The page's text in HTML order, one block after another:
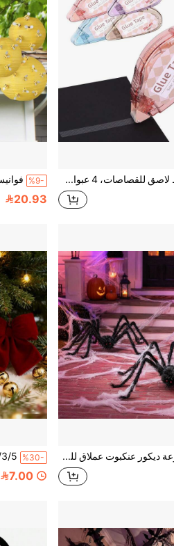
شريط لاصق للقصاصات، 4 عبوات من بكرات الشريط اللاصق ثنائي الجانب، مناسب للحرف اليدوية، عداء الغراء اللاصق لوازم القصاصات، التدوين، لوازم المدرسة والمكتب والمعلم، 0.3 بوصة * 26 قدم، غلاف شفاف بلون فاتح %9-
20.93
مجموعة ديكور عنكبوت عملاق للهالوين، عنكبوت أسود كبير واقعي بطول 6.56 قدم مع شعر مخيف، مع 3 قطع من شبكة العنكبوت للهالوين للاستخدام الداخلي والخارجي والفناء والحفلات وديكور منزل مسكون %30-
7.00